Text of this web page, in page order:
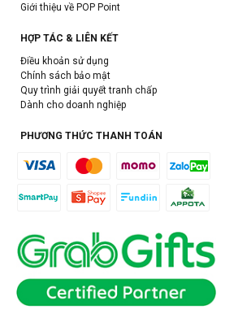
Giới thiệu về POP Point
HỢP TÁC & LIÊN KẾT
Điều khoản sử dụng
Chính sách bảo mật
Quy trình giải quyết tranh chấp
Dành cho doanh nghiệp
PHƯƠNG THỨC THANH TOÁN